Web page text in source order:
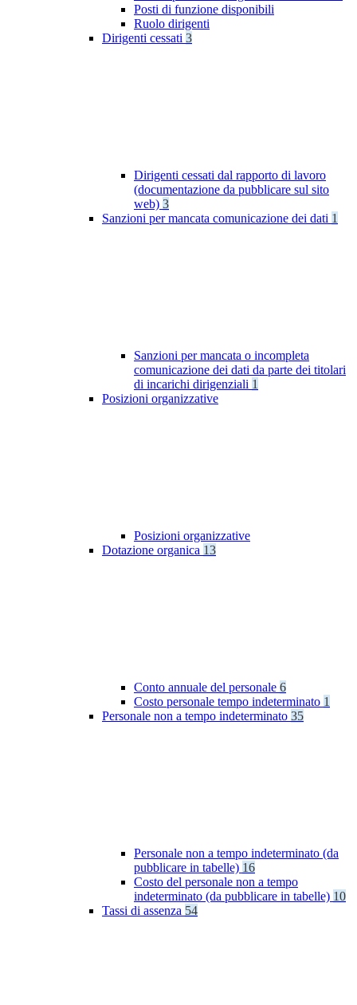
Posti di funzione disponibili
Ruolo dirigenti
Dirigenti cessati 3
Dirigenti cessati dal rapporto di lavoro
(documentazione da pubblicare sul sito
web) 3
Sanzioni per mancata comunicazione dei dati 1
Sanzioni per mancata o incompleta
comunicazione dei dati da parte dei titolari
di incarichi dirigenziali 1
Posizioni organizzative
Posizioni organizzative
Dotazione organica 13
Conto annuale del personale 6
Costo personale tempo indeterminato 1
Personale non a tempo indeterminato 35
Personale non a tempo indeterminato (da
pubblicare in tabelle) 16
Costo del personale non a tempo
indeterminato (da pubblicare in tabelle) 10
Tassi di assenza 54